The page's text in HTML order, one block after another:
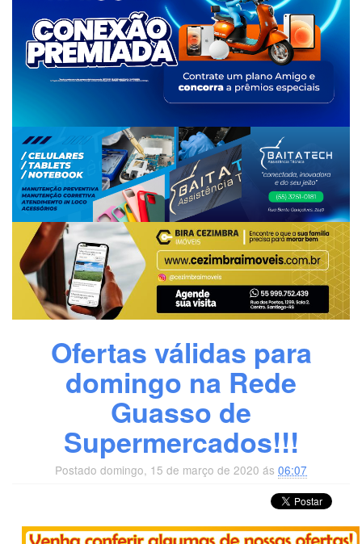
Ofertas válidas para
domingo na Rede
Guasso de
Supermercados!!!
Postado domingo, 15 de março de 2020 ás 06:07